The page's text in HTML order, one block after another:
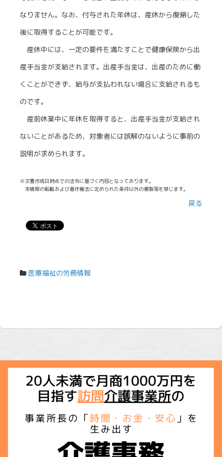
なりません。なお、付与された年休は、産休から復帰した
後に取得することが可能です。
産休中には、一定の要件を満たすことで健康保険から出
産手当金が支給されます。出産手当金は、出産のために働
くことができず、給与が支払われない場合に支給されるも
のです。
産前休業中に年休を取得すると、出産手当金が支給され
ないことがあるため、対象者には誤解のないように事前の
説明が求められます。
※文書作成日時点での法令に基づく内容となっております。
本情報の転載および著作権法に定められた条件以外の複製等を禁じます。
戻る
医療福祉の労務情報